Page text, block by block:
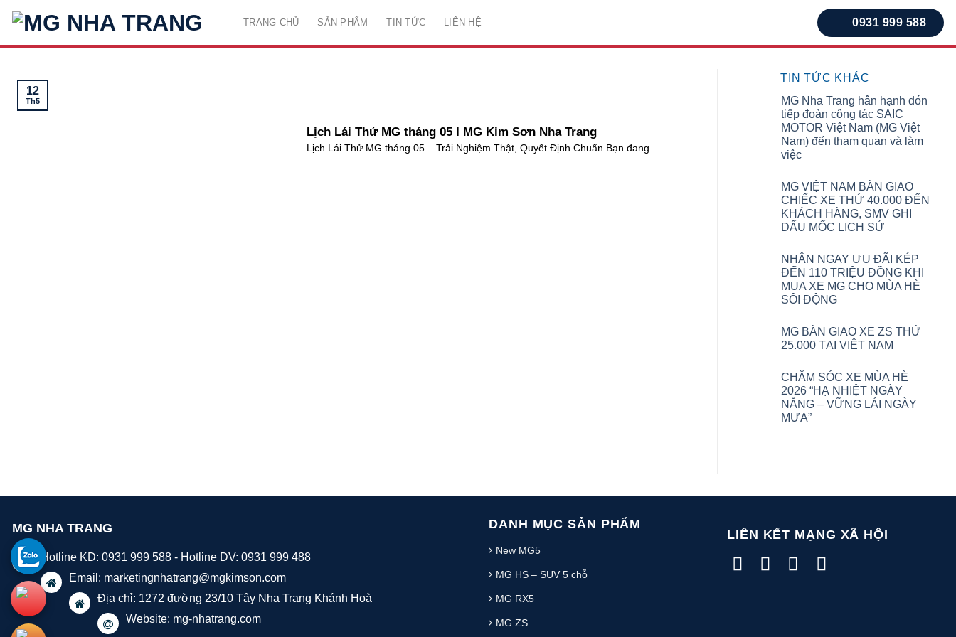
content
TRANG CHỦ SẢN PHẨM TIN TỨC LIÊN HỆ 0931 999 588
Lịch Lái Thử MG tháng 05 I MG Kim Sơn Nha Trang
Lịch Lái Thử MG tháng 05 – Trải Nghiệm Thật, Quyết Định Chuẩn Bạn đang...
12
Th5
TIN TỨC KHÁC
MG Nha Trang hân hạnh đón
tiếp đoàn công tác SAIC
MOTOR Việt Nam (MG Việt
Nam) đến tham quan và làm
việc
MG VIỆT NAM BÀN GIAO
CHIẾC XE THỨ 40.000 ĐẾN
KHÁCH HÀNG, SMV GHI
DẤU MỐC LỊCH SỬ
NHẬN NGAY ƯU ĐÃI KÉP
ĐẾN 110 TRIỆU ĐỒNG KHI
MUA XE MG CHO MÙA HÈ
SÔI ĐỘNG
MG BÀN GIAO XE ZS THỨ
25.000 TẠI VIỆT NAM
CHĂM SÓC XE MÙA HÈ
2026 “HẠ NHIỆT NGÀY
NẮNG – VỮNG LÁI NGÀY
MƯA”
MG NHA TRANG
Hotline KD: 0931 999 588 - Hotline DV: 0931 999 488
Email: marketingnhatrang@mgkimson.com
Địa chỉ: 1272 đường 23/10 Tây Nha Trang Khánh Hoà
Website: mg-nhatrang.com
DANH MỤC SẢN PHẨM
New MG5
MG HS – SUV 5 chỗ
MG RX5
MG ZS
LIÊN KẾT MẠNG XÃ HỘI